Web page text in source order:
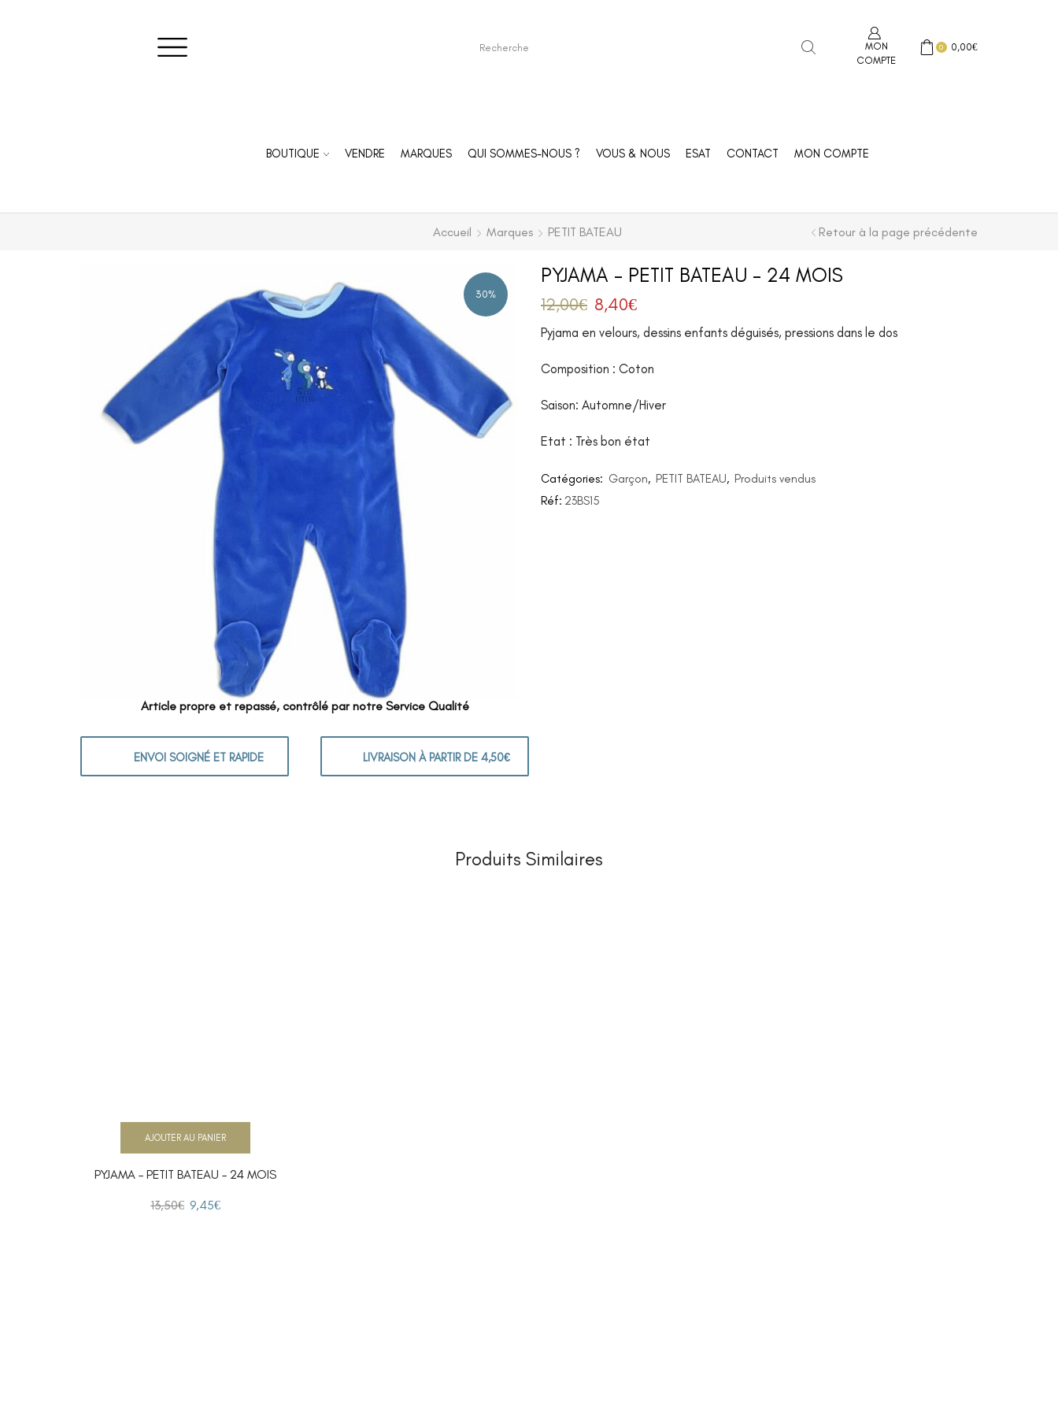
MON
COMPTE
0 0,00€
BOUTIQUE VENDRE MARQUES QUI SOMMES-NOUS ? VOUS & NOUS ESAT CONTACT MON COMPTE
Accueil Marques PETIT BATEAU Retour à la page précédente
30%
PYJAMA – PETIT BATEAU – 24 MOIS
12,00€ 8,40€
Pyjama en velours, dessins enfants déguisés, pressions dans le dos
Composition : Coton
Saison: Automne/Hiver
Etat : Très bon état
Catégories: Garçon, PETIT BATEAU, Produits vendus
Réf: 23BS15
Article propre et repassé, contrôlé par notre Service Qualité
ENVOI SOIGNÉ ET RAPIDE LIVRAISON À PARTIR DE 4,50€
Produits Similaires
PYJAMA – PETIT BATEAU – 24 MOIS
13,50€ 9,45€
AJOUTER AU PANIER